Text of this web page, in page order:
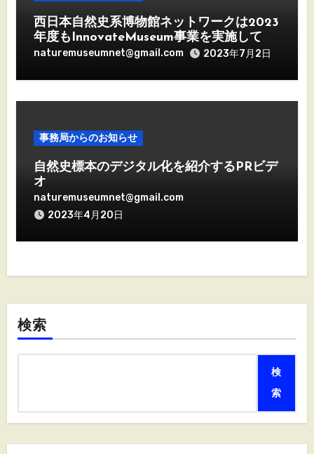
西日本自然史系博物館ネットワークは2023
年度もInnovateMuseum事業を実施してい
きます
naturemuseumnet@gmail.com 2023年7月2日
事務局からのお知らせ
自然史標本のデジタル化を紹介するPRビデ
オ
naturemuseumnet@gmail.com
2023年4月20日
検索
検
索